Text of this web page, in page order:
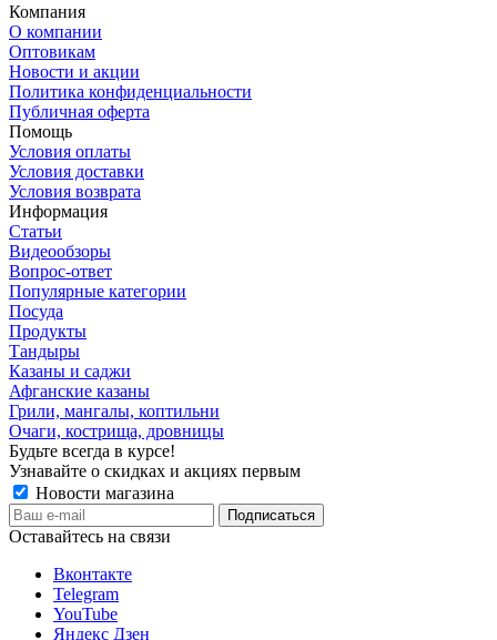
Компания
О компании
Оптовикам
Новости и акции
Политика конфиденциальности
Публичная оферта
Помощь
Условия оплаты
Условия доставки
Условия возврата
Информация
Статьи
Видеообзоры
Вопрос-ответ
Популярные категории
Посуда
Продукты
Тандыры
Казаны и саджи
Афганские казаны
Грили, мангалы, коптильни
Очаги, кострища, дровницы
Будьте всегда в курсе!
Узнавайте о скидках и акциях первым
Новости магазина
Оставайтесь на связи
Вконтакте
Telegram
YouTube
Яндекс Дзен